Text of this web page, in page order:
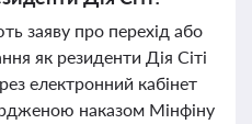
заяву про перехід або
як резиденти Дія Сіті
електронний кабінет
наказом Мінфіну